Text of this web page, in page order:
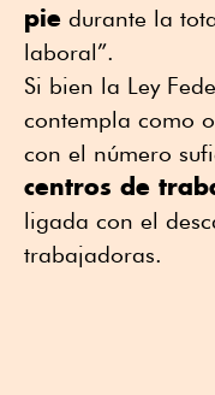
pie durante la
laboral”.
Si bien la Ley
contempla como
con el número
centros de
ligada con el
trabajadoras.